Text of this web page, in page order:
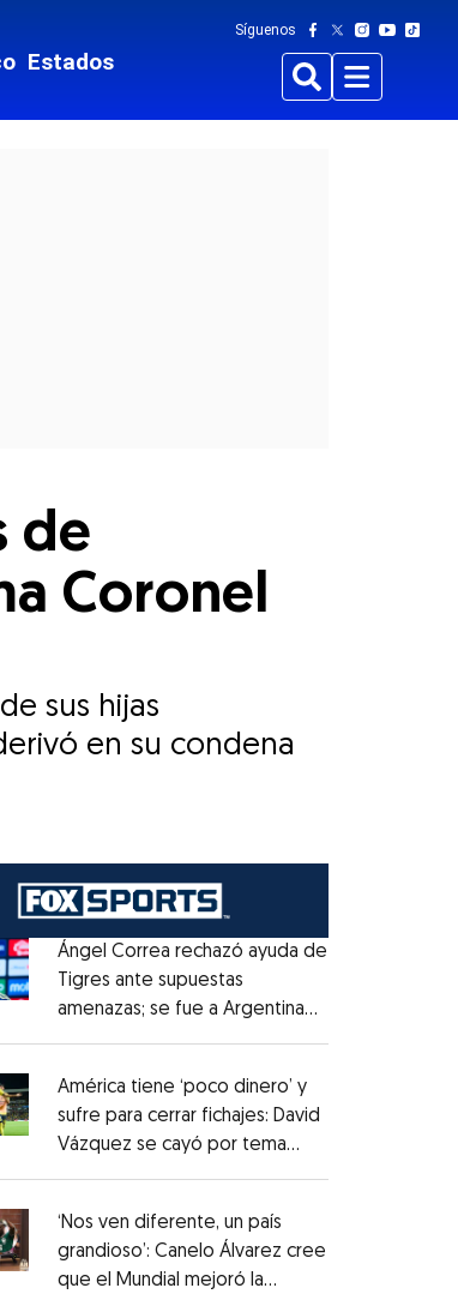
Estados
Síguenos
BuscarMenu
de
Coronel
sus hijas
en su condena
new window
Ángel Correa rechazó ayuda de
Tigres ante supuestas
amenazas; se fue a Argentina
new window
América tiene ‘poco dinero’ y
sufre para cerrar fichajes: David
Vázquez se cayó por tema
new window
‘Nos ven diferente, un país
grandioso’: Canelo Álvarez cree
que el Mundial mejoró la